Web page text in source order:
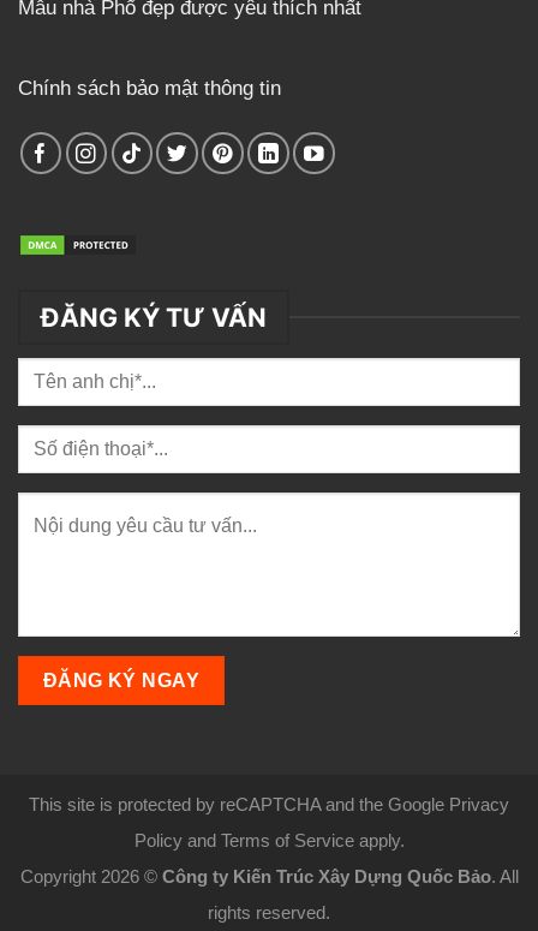
Mẫu nhà Phố đẹp được yêu thích nhất
Chính sách bảo mật thông tin
ĐĂNG KÝ TƯ VẤN
This site is protected by reCAPTCHA and the Google Privacy
Policy and Terms of Service apply.
Copyright 2026 © Công ty Kiến Trúc Xây Dựng Quốc Bảo. All
rights reserved.